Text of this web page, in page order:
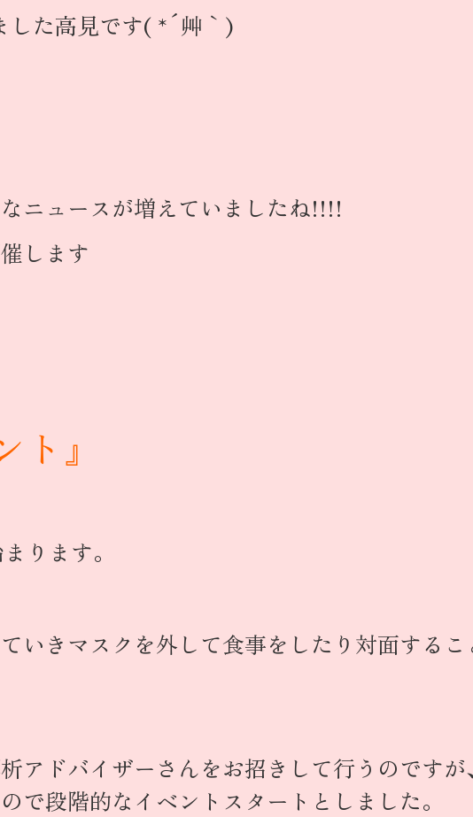
した高見です( *´艸｀)
ニュースが増えていましたね!!!!
します
ト』
ります。
いきマスクを外して食事をしたり対面する
アドバイザーさんをお招きして行うのですが
で段階的なイベントスタートとしました。